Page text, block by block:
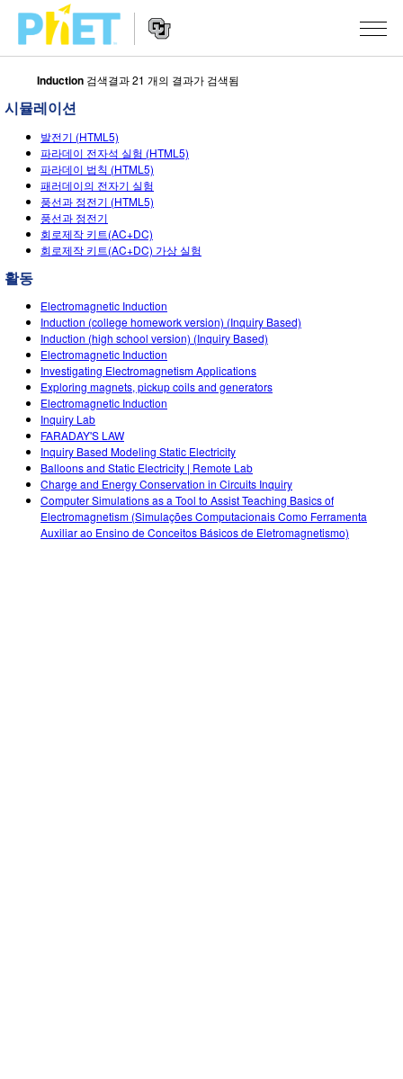
PhET
웹
사
이
트
검
색
시뮬레이션
모든 심(Sims)
물리학
수학 및 통계학
지구 및 우주
생물학
번역된 시뮬레이션
Customizable Sims
STUDIO
About Studio
Customizable Sims
Purchase a License
수업
활동 검색
활동 기여 지침
가상 워크숍
Professional Learning with PhET
Teaching with PhET
연구
시도/주도권
포용적 디자인
PhET 글로벌
Data Fluency
STEM Ed의 DEIB
SceneryStack OSE
Impact Report
로그인/등록
로그인/등록
Induction 검색결과 21 개의 결과가 검색됨
시뮬레이션
발전기 (HTML5)
파라데이 전자석 실험 (HTML5)
파라데이 법칙 (HTML5)
패러데이의 전자기 실험
풍선과 정전기 (HTML5)
풍선과 정전기
회로제작 키트(AC+DC)
회로제작 키트(AC+DC) 가상 실험
활동
Electromagnetic Induction
Induction (college homework version) (Inquiry Based)
Induction (high school version) (Inquiry Based)
Electromagnetic Induction
Investigating Electromagnetism Applications
Exploring magnets, pickup coils and generators
Electromagnetic Induction
Inquiry Lab
FARADAY'S LAW
Inquiry Based Modeling Static Electricity
Balloons and Static Electricity | Remote Lab
Charge and Energy Conservation in Circuits Inquiry
Computer Simulations as a Tool to Assist Teaching Basics of
Electromagnetism (Simulações Computacionais Como Ferramenta
Auxiliar ao Ensino de Conceitos Básicos de Eletromagnetismo)